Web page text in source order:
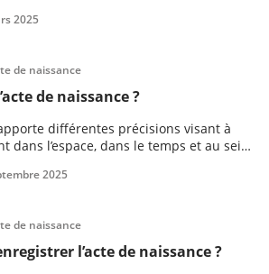
minimum de&nbsp;15 semaines
2025
de naissance
de naissance ?
différentes précisions visant à
dans l’espace, dans le temps et au sein
2025
de naissance
l’acte de naissance ?